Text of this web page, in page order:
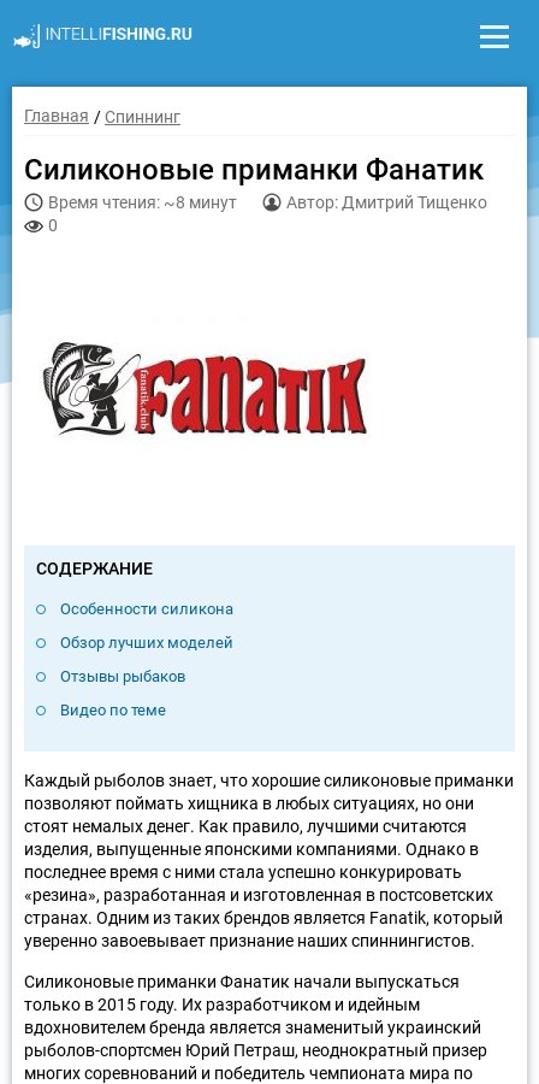
Главная Спиннинг
Силиконовые приманки Фанатик
Время чтения: ~8 минут
Автор: Дмитрий Тищенко
0
СОДЕРЖАНИЕ
Особенности силикона
Обзор лучших моделей
Отзывы рыбаков
Видео по теме
Каждый рыболов знает, что хорошие силиконовые приманки
позволяют поймать хищника в любых ситуациях, но они
стоят немалых денег. Как правило, лучшими считаются
изделия, выпущенные японскими компаниями. Однако в
последнее время с ними стала успешно конкурировать
«резина», разработанная и изготовленная в постсоветских
странах. Одним из таких брендов является Fanatik, который
уверенно завоевывает признание наших спиннингистов.
Силиконовые приманки Фанатик начали выпускаться
только в 2015 году. Их разработчиком и идейным
вдохновителем бренда является знаменитый украинский
рыболов-спортсмен Юрий Петраш, неоднократный призер
многих соревнований и победитель чемпионата мира по